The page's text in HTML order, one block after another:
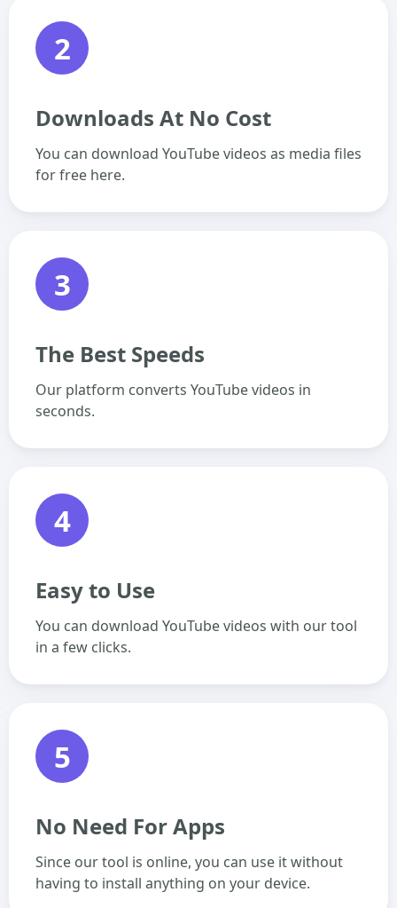
2
Downloads At No Cost
You can download YouTube videos as media files
for free here.
3
The Best Speeds
Our platform converts YouTube videos in
seconds.
4
Easy to Use
You can download YouTube videos with our tool
in a few clicks.
5
No Need For Apps
Since our tool is online, you can use it without
having to install anything on your device.